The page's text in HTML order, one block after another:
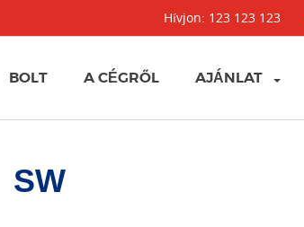
Hívjon: 123 123 123
BOLT A CÉGRŐL AJÁNLAT
SW